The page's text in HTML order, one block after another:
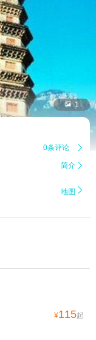
 1
0条评论 
简介 
地图 
¥115起